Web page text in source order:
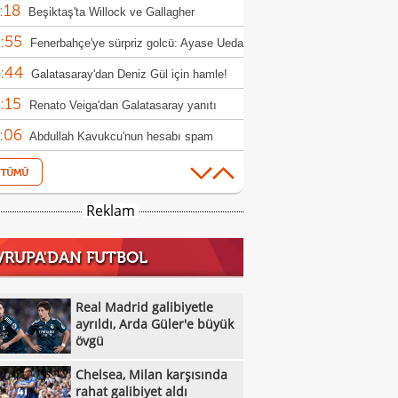
kaldı!
Beşiktaş'ta Willock ve Gallagher
flaş gelişme
Fenerbahçe'ye sürpriz golcü: Ayase Ueda
Galatasaray'dan Deniz Gül için hamle!
Renato Veiga'dan Galatasaray yanıtı
Abdullah Kavukcu'nun hesabı spam
uğradı!
Milli masa tenisçiler, WTT Avrupa
ilk turda veda etti
Beşiktaş'ta forvet harekatı! Vlahovic,
Bülent Korkmaz: "Lige 3 puanla
büyük övgü
ABB FOMGET, Miracle Ofem Usani'yi
kattı
BOTAŞ Kadın Basketbol Takımı 7
yaptı
Galatasaray taraftarından Dursun
Reklam
FUTBOL
Real Madrid galibiyetle
ayrıldı, Arda Güler'e büyük
övgü
Chelsea, Milan karşısında
rahat galibiyet aldı